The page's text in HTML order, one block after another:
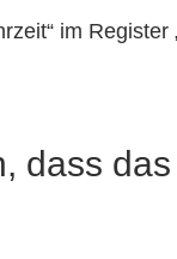
im
dass